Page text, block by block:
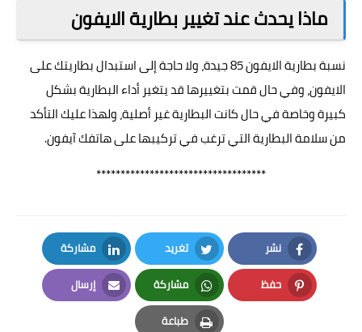
ماذا يحدث عند تغيير بطارية الايفون
نسبة بطارية الايفون 85 جيدة، ولا حاجة إلى استبدال بطاريتك على
الايفون، وفي حال قمت بتغييرها قد يتغير أداء البطارية بشكل
كبيرة وخاصة في حال كانت البطارية غير أصلية، ولهذا عليك التأكد
من سلامة البطارية التي ترغب في تركيبها على هاتفك آيفون.
***********************************
نشر
Facebook
تغريد
Twitter
مشاركة
LinkedIn
حفظ
Pinterest
مشاركة
Whatsapp
إرسال
Email
طباعة